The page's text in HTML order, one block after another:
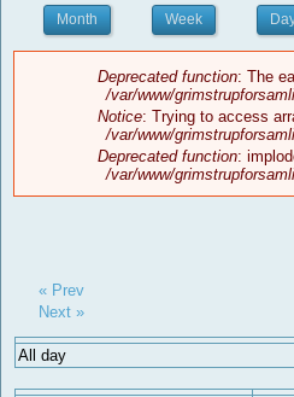
Month Week
Error message
Deprecated function: The
/var/www/
Notice: Trying to access
/var/www/
Deprecated function:
/var/www/
« Prev
Next »
All day